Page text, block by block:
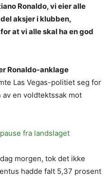
Ronaldo, vi eier alle
aksjer i klubben,
at vi alle skal ha en god
Ronaldo-anklage
Las Vegas-politiet seg for
en voldtektssak mot
fra landslaget
morgen, tok det ikke
hadde falt 5,37 prosent